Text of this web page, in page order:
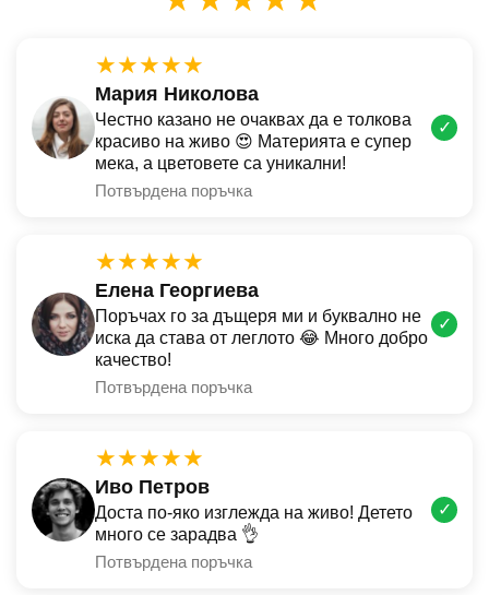
★★★★★
Мария Николова
Честно казано не очаквах да е толкова
красиво на живо 😍 Материята е супер
мека, а цветовете са уникални!
Потвърдена поръчка
✓
★★★★★
Елена Георгиева
Поръчах го за дъщеря ми и буквално не
иска да става от леглото 😂 Много добро
качество!
Потвърдена поръчка
✓
★★★★★
Иво Петров
Доста по-яко изглежда на живо! Детето
много се зарадва 👌
Потвърдена поръчка
✓